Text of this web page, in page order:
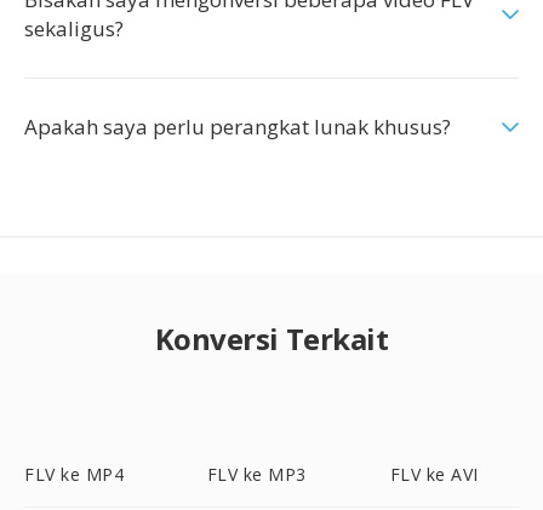
sekaligus?
Apakah saya perlu perangkat lunak khusus?
Konversi Terkait
FLV ke MP4 FLV ke MP3 FLV ke AVI